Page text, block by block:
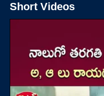
Short Videos